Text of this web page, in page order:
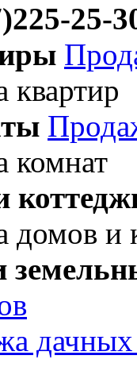
25-
квартир
комнат
домов и
дачных